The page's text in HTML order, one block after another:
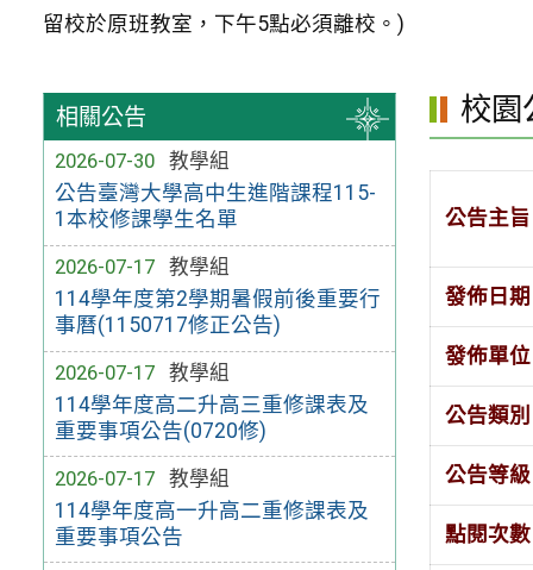
留校於原班教室，下午5點必須離校。)
相關公告
2026-07-30
教學組
公告臺灣大學高中生進階課程115-
1本校修課學生名單
2026-07-17
教學組
114學年度第2學期暑假前後重要行
事曆(1150717修正公告)
2026-07-17
教學組
114學年度高二升高三重修課表及
重要事項公告(0720修)
2026-07-17
教學組
114學年度高一升高二重修課表及
重要事項公告
校園
公告主旨
發佈日期
發佈單位
公告類別
公告等級
點閱次數